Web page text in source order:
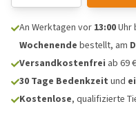
An Werktagen vor 13:00Uhr
Wochenende bestellt, am
Versandkostenfrei ab 69 €
30 Tage Bedenkzeit und
Kostenlose, qualifizierte